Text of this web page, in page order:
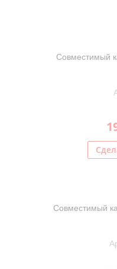
Совместимый
Совместимый